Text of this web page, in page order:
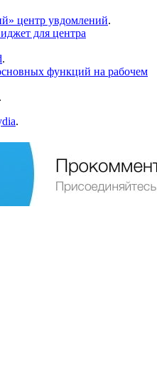
центр увдомлений.
для центра
.
функций на рабочем
.
.